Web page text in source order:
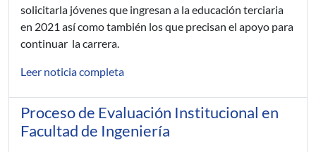
solicitarla jóvenes que ingresan a la educación terciaria
en 2021 así como también los que precisan el apoyo para
continuar la carrera.
Leer noticia completa
Proceso de Evaluación Institucional en
Facultad de Ingeniería